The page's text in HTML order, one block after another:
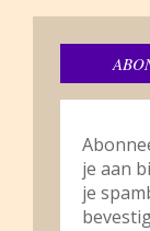
je aan
je